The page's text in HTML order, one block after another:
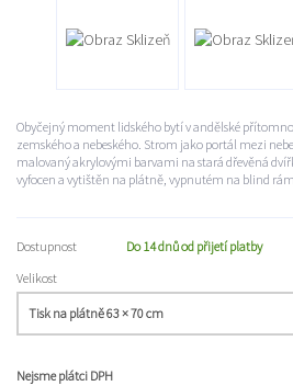
Obyčejný moment lidského bytí v andělské
zemského a nebeského. Strom jako portál mezi
malovaný akrylovými barvami na stará dřevěná
vyfocen a vytištěn na plátně, vypnutém na blind
Dostupnost
Do 14 dnů od přijetí platby
Velikost
Nejsme plátci DPH